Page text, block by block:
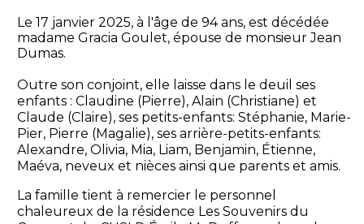
Le 17 janvier 2025, à l'âge de 94 ans, est décédée
madame Gracia Goulet, épouse de monsieur Jean
Dumas.
Outre son conjoint, elle laisse dans le deuil ses
enfants : Claudine (Pierre), Alain (Christiane) et
Claude (Claire), ses petits-enfants: Stéphanie, Marie-
Pier, Pierre (Magalie), ses arrière-petits-enfants:
Alexandre, Olivia, Mia, Liam, Benjamin, Étienne,
Maéva, neveux et nièces ainsi que parents et amis.
La famille tient à remercier le personnel
chaleureux de la résidence Les Souvenirs du